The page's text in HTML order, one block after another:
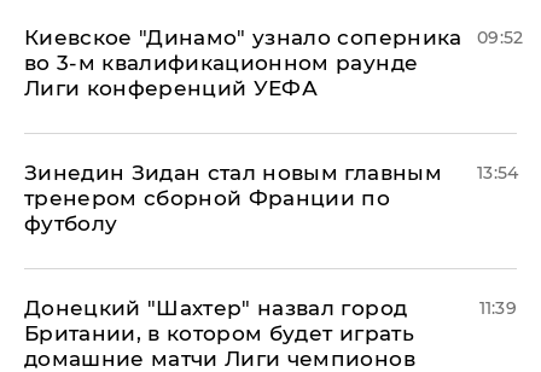
Киевское "Динамо" узнало соперника
во 3-м квалификационном раунде
Лиги конференций УЕФА
09:52
Зинедин Зидан стал новым главным
тренером сборной Франции по
футболу
13:54
Донецкий "Шахтер" назвал город
Британии, в котором будет играть
домашние матчи Лиги чемпионов
11:39